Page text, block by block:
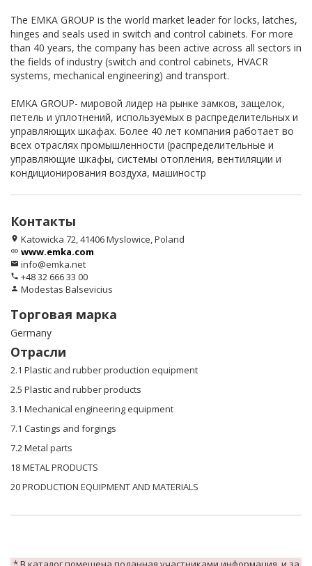
The EMKA GROUP is the world market leader for locks, latches,
hinges and seals used in switch and control cabinets. For more
than 40 years, the company has been active across all sectors in
the fields of industry (switch and control cabinets, HVACR
systems, mechanical engineering) and transport.
EMKA GROUP- мировой лидер на рынке замков, защелок,
петель и уплотнений, используемых в распределительных и
управляющих шкафах. Более 40 лет компания работает во
всех отраслях промышленности (распределительные и
управляющие шкафы, системы отопления, вентиляции и
кондиционирования воздуха, машиностр
Контакты
location_on Katowicka 72, 41406 Myslowice, Poland
link www.emka.com
email info@emka.net
phone +48 32 666 33 00
person Modestas Balsevicius
Торговая марка
Germany
Отрасли
2.1 Plastic and rubber production equipment
2.5 Plastic and rubber products
3.1 Mechanical engineering equipment
7.1 Castings and forgings
7.2 Metal parts
18 METAL PRODUCTS
20 PRODUCTION EQUIPMENT AND MATERIALS